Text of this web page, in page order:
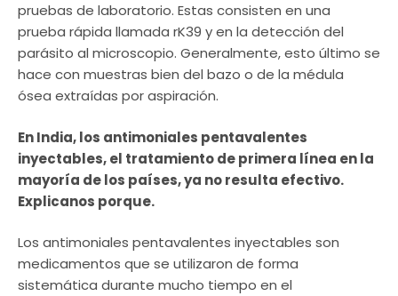
pruebas de laboratorio. Estas consisten en una
prueba rápida llamada rK39 y en la detección del
parásito al microscopio. Generalmente, esto último se
hace con muestras bien del bazo o de la médula
ósea extraídas por aspiración.
En India, los antimoniales pentavalentes
inyectables, el tratamiento de primera línea en la
mayoría de los países, ya no resulta efectivo.
Explicanos porque.
Los antimoniales pentavalentes inyectables son
medicamentos que se utilizaron de forma
sistemática durante mucho tiempo en el